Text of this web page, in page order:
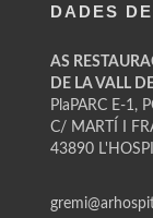
DADES
AS
DE LA VALL
PlaPARC E-1,
C/ MARTÍ I
43890